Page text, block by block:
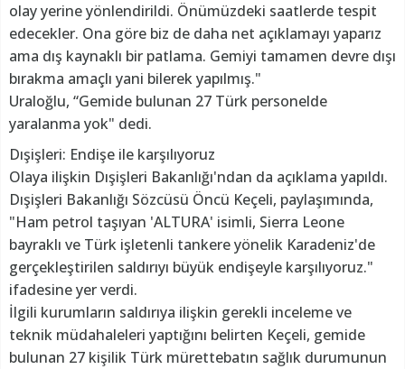
olay yerine yönlendirildi. Önümüzdeki saatlerde tespit
edecekler. Ona göre biz de daha net açıklamayı yaparız
ama dış kaynaklı bir patlama. Gemiyi tamamen devre dışı
bırakma amaçlı yani bilerek yapılmış."
Uraloğlu, “Gemide bulunan 27 Türk personelde
yaralanma yok" dedi.
Dışişleri: Endişe ile karşılıyoruz
Olaya ilişkin Dışişleri Bakanlığı'ndan da açıklama yapıldı.
Dışişleri Bakanlığı Sözcüsü Öncü Keçeli, paylaşımında,
"Ham petrol taşıyan 'ALTURA' isimli, Sierra Leone
bayraklı ve Türk işletenli tankere yönelik Karadeniz'de
gerçekleştirilen saldırıyı büyük endişeyle karşılıyoruz."
ifadesine yer verdi.
İlgili kurumların saldırıya ilişkin gerekli inceleme ve
teknik müdahaleleri yaptığını belirten Keçeli, gemide
bulunan 27 kişilik Türk mürettebatın sağlık durumunun